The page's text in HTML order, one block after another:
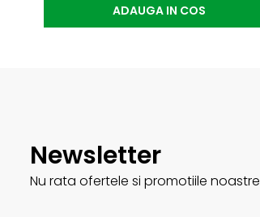
ADAUGA IN COS
Newsletter
Nu rata ofertele si promotiile noastre